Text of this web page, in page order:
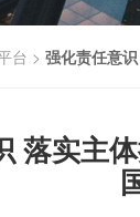
台 > 强化责任意
落实主